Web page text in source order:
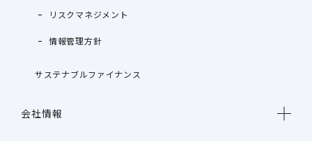
リスクマネジメント
情報管理方針
サステナブルファイナンス
会社情報